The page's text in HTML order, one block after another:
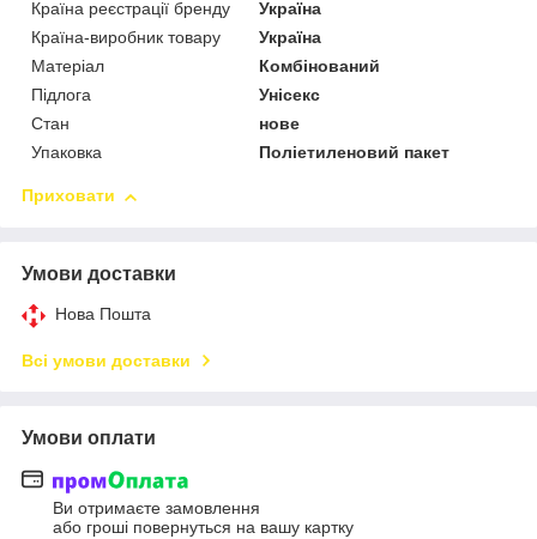
Країна реєстрації бренду
Україна
Країна-виробник товару
Україна
Матеріал
Комбінований
Підлога
Унісекс
Стан
нове
Упаковка
Поліетиленовий пакет
Приховати
Умови доставки
Нова Пошта
Всі умови доставки
Умови оплати
Ви отримаєте замовлення
або гроші повернуться на вашу картку